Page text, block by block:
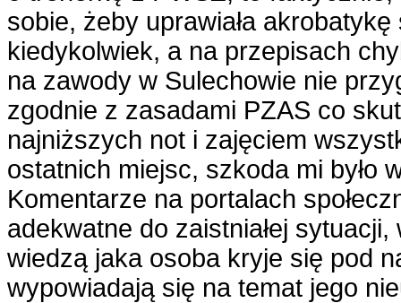
sobie, żeby uprawiała
kiedykolwiek, a na przepisach
na zawody w Sulechowie nie
zgodnie z zasadami PZAS co
najniższych not i zajęciem
ostatnich miejsc, szkoda mi było
Komentarze na portalach
adekwatne do zaistniałej
wiedzą jaka osoba kryje się pod
wypowiadają się na temat jego